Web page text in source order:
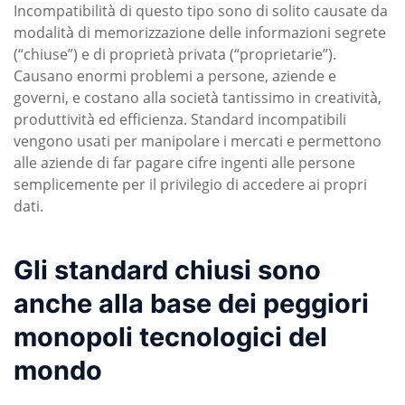
Incompatibilità di questo tipo sono di solito causate da
modalità di memorizzazione delle informazioni segrete
(“chiuse”) e di proprietà privata (“proprietarie”).
Causano enormi problemi a persone, aziende e
governi, e costano alla società tantissimo in creatività,
produttività ed efficienza. Standard incompatibili
vengono usati per manipolare i mercati e permettono
alle aziende di far pagare cifre ingenti alle persone
semplicemente per il privilegio di accedere ai propri
dati.
Gli standard chiusi sono
anche alla base dei peggiori
monopoli tecnologici del
mondo